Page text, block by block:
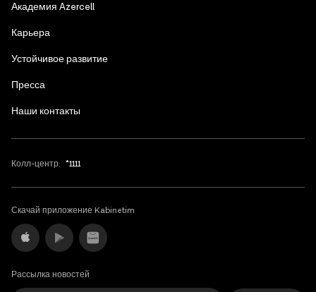
Академия Azercell
Карьера
Устойчивое развитие
Пресса
Наши контакты
Колл-центр: *1111
Скачай приложение Kabinetim
Рассылка новостей